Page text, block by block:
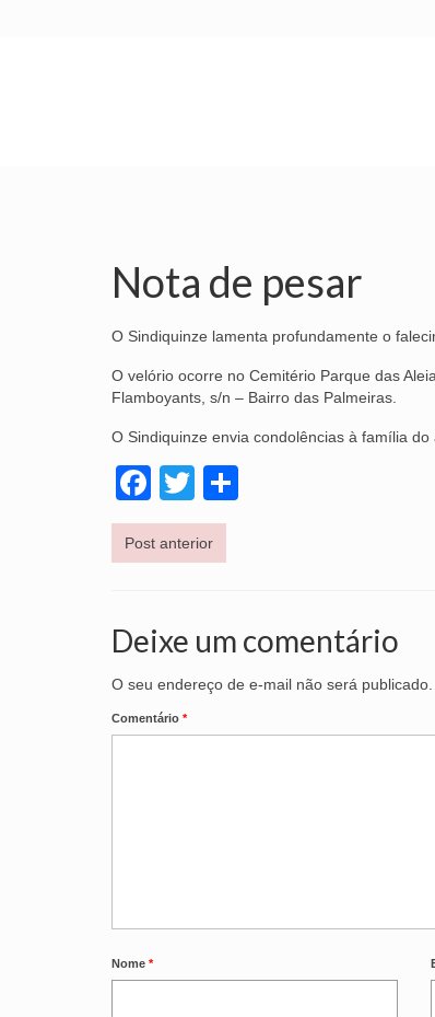
Nota de pesar
O Sindiquinze lamenta profundamente o
O velório ocorre no Cemitério Parque das
Flamboyants, s/n – Bairro das Palmeiras.
O Sindiquinze envia condolências à família do
Facebook
Twitter
Post anterior
Deixe um comentário
O seu endereço de e-mail não será publicado.
Comentário *
Nome *